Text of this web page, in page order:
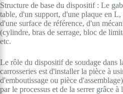
Structure de base du dispositif : Le
table, d'un support, d'une plaque en L,
d'une surface de référence, d'un
(cylindre, bras de serrage, bloc de
etc.
Le rôle du dispositif de soudage dans
carrosseries est d'installer la pièce à
d'emboutissage ou pièce
par le processus et de la serrer grâce